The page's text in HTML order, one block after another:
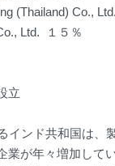
(Thailand) Co.,
Ltd. １５％
立
ンド共和国は、
業が年々増加して